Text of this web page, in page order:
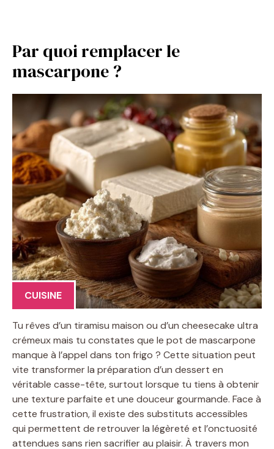
Par quoi remplacer le
mascarpone ?
CUISINE
Tu rêves d’un tiramisu maison ou d’un cheesecake ultra
crémeux mais tu constates que le pot de mascarpone
manque à l’appel dans ton frigo ? Cette situation peut
vite transformer la préparation d’un dessert en
véritable casse-tête, surtout lorsque tu tiens à obtenir
une texture parfaite et une douceur gourmande. Face à
cette frustration, il existe des substituts accessibles
qui permettent de retrouver la légèreté et l’onctuosité
attendues sans rien sacrifier au plaisir. À travers mon